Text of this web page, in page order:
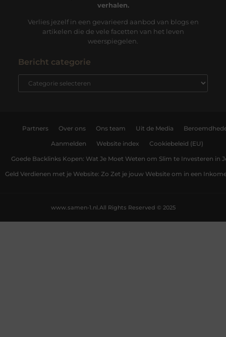
verhalen.
Verlies jezelf in een gevarieerd aanbod van blogs en
artikelen die de vele facetten van het leven
weerspiegelen.
Bericht categorie
Partners Over ons Ons team Uit de Media
Aanmelden Website index Cookiebeleid (EU)
Goede Backlinks Kopen: Wat Je Moet Weten om Slim te Investeren in
Geld Verdienen met je Website: Zo Zet je jouw Website om in een
All Rights Reserved © 2025
www.samen-1.nl.